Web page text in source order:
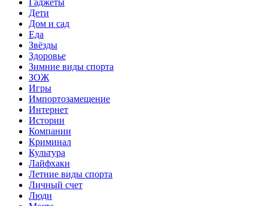
Дети
Дом и сад
Еда
Звёзды
Здоровье
Зимние виды спорта
ЗОЖ
Игры
Импортозамещение
Интернет
Истории
Компании
Криминал
Культура
Лайфхаки
Летние виды спорта
Личный счет
Люди